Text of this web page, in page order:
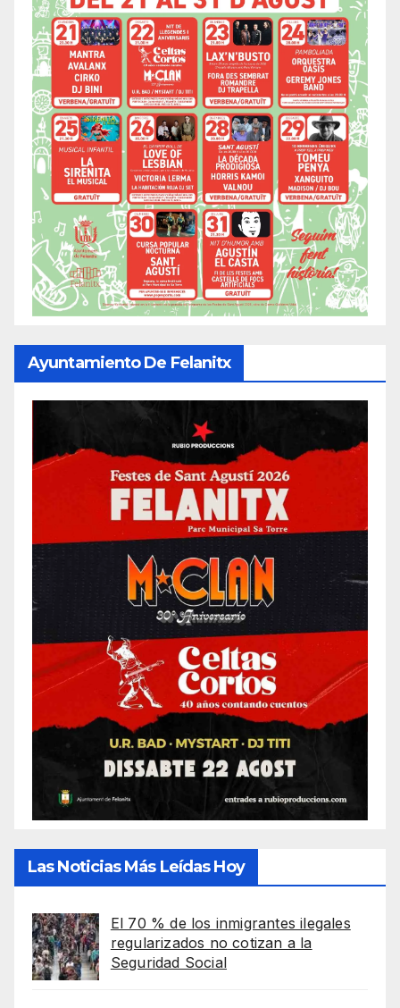
Ayuntamiento De Felanitx
Las Noticias Más Leídas Hoy
El 70 % de los inmigrantes ilegales
regularizados no cotizan a la
Seguridad Social